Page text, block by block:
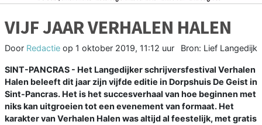
VIJF JAAR VERHALEN HALEN
Door Redactie op 1 oktober 2019, 11:12 uur Bron: Lief Langedijk
SINT-PANCRAS - Het Langedijker schrijversfestival Verhalen
Halen beleeft dit jaar zijn vijfde editie in Dorpshuis De Geist in
Sint-Pancras. Het is het succesverhaal van hoe beginnen met
niks kan uitgroeien tot een evenement van formaat. Het
karakter van Verhalen Halen was altijd al feestelijk, met gratis